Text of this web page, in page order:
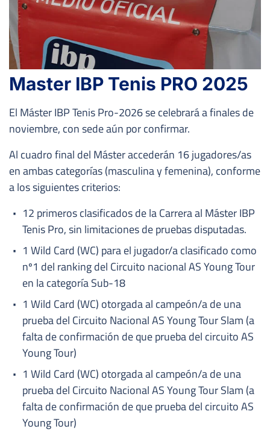
Master IBP Tenis PRO 2025
El Máster IBP Tenis Pro-2026 se celebrará a finales de
noviembre, con sede aún por confirmar.
Al cuadro final del Máster accederán 16 jugadores/as
en ambas categorías (masculina y femenina), conforme
a los siguientes criterios:
12 primeros clasificados de la Carrera al Máster IBP
Tenis Pro, sin limitaciones de pruebas disputadas.
1 Wild Card (WC) para el jugador/a clasificado como
nº1 del ranking del Circuito nacional AS Young Tour
en la categoría Sub-18
1 Wild Card (WC) otorgada al campeón/a de una
prueba del Circuito Nacional AS Young Tour Slam (a
falta de confirmación de que prueba del circuito AS
Young Tour)
1 Wild Card (WC) otorgada al campeón/a de una
prueba del Circuito Nacional AS Young Tour Slam (a
falta de confirmación de que prueba del circuito AS
Young Tour)